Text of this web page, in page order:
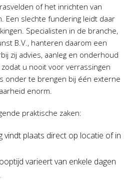
of het inrichten van
Een slechte fundering leidt daar
Specialisten in de branche,
B.V., hanteren daarom een
zij advies, aanleg en onderhoud
u nooit voor verrassingen
onder te brengen bij één externe
enorm.
praktische zaken:
vindt plaats direct op locatie of in
varieert van enkele dagen